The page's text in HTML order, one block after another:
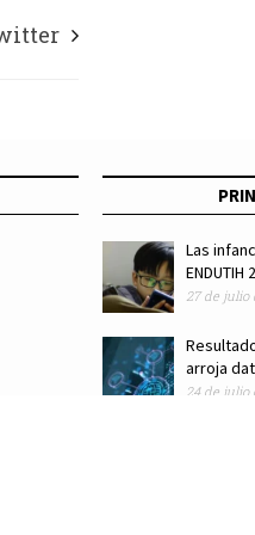
Las
ENDUTIH
27 de julio
arroja
24 de julio